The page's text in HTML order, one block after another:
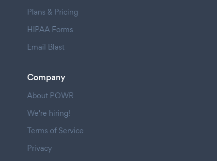
Plans & Pricing
HIPAA Forms
Email Blast
Company
About POWR
We're hiring!
Terms of Service
Privacy